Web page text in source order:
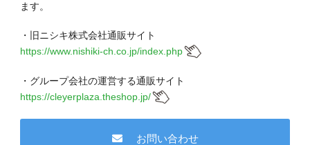
ます。
・旧ニシキ株式会社通販サイト
https://www.nishiki-ch.co.jp/index.php
・グループ会社の運営する通販サイト
https://cleyerplaza.theshop.jp/
お問い合わせ
06-6943-8951
※祝日を除く